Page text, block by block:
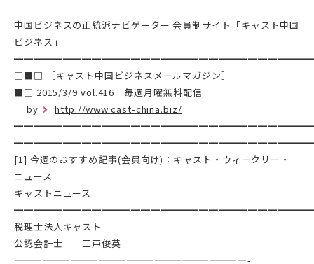
中国ビジネスの正統派ナビゲーター 会員制サイト「キャスト中国
ビジネス」
□■□ ［キャスト中国ビジネスメールマガジン］
■□ 2015/3/9 vol.416 毎週月曜無料配信
□ by
http://www.cast-china.biz/
[1] 今週のおすすめ記事(会員向け)：キャスト・ウィークリー・
ニュース
キャストニュース
税理士法人キャスト
公認会計士 三戸俊英
—————————————————————————-